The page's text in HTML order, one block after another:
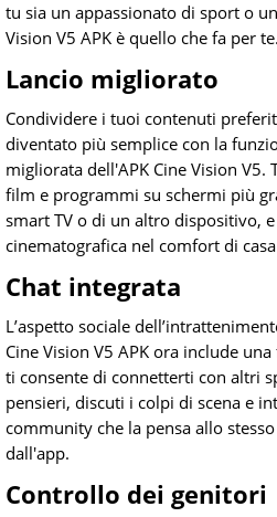
tu sia un appassionato di sport o
Vision V5 APK è quello che fa per te.
Lancio migliorato
Condividere i tuoi contenuti
diventato più semplice con la
migliorata dell'APK Cine Vision V5.
film e programmi su schermi più
smart TV o di un altro dispositivo,
cinematografica nel comfort di
Chat integrata
L’aspetto sociale
Cine Vision V5 APK ora include
ti consente di connetterti con altri
pensieri, discuti i colpi di scena e
community che la pensa allo
dall'app.
Controllo dei genitori